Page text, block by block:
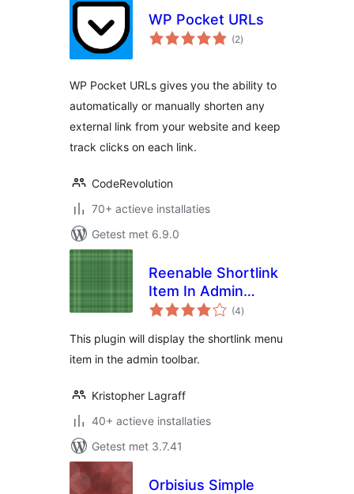
WP Pocket URLs
(2totaal
waarderingen
)
WP Pocket URLs gives you the ability to
automatically or manually shorten any
external link from your website and keep
track clicks on each link.
CodeRevolution
70+ actieve installaties
Getest met 6.9.0
Reenable Shortlink
Item In Admin
Toolbar
(4totaal
waarderingen
)
This plugin will display the shortlink menu
item in the admin toolbar.
Kristopher Lagraff
40+ actieve installaties
Getest met 3.7.41
Orbisius Simple